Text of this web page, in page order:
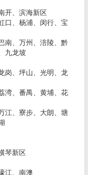
开、滨海新区
口、杨浦、闵行、宝
南、万州、涪陵、黔
九龙坡
岗、坪山、光明、龙
湾、番禺、黄埔、花
江、寮步、大朗、塘
琴新区
江、南澳